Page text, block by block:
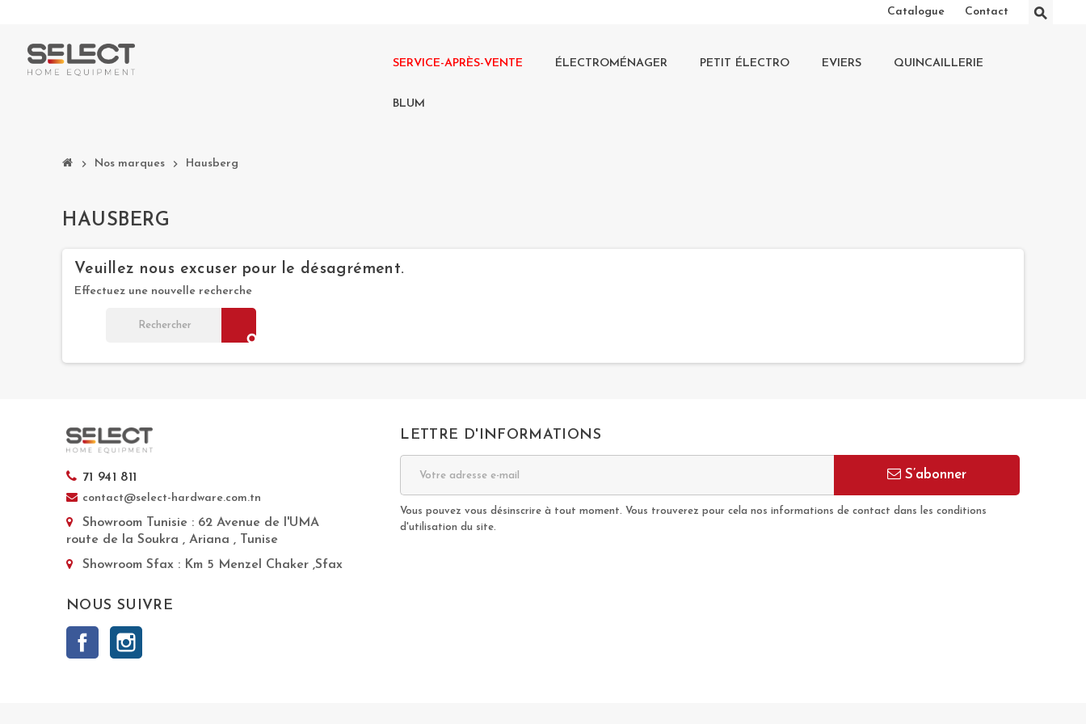
Catalogue Contact ⚲
SERVICE-APRÈS-VENTE ÉLECTROMÉNAGER PETIT ÉLECTRO EVIERS QUINCAILLERIE
BLUM
chevron_right Nos marques chevron_right Hausberg
HAUSBERG
Veuillez nous excuser pour le désagrément.
Effectuez une nouvelle recherche
search
71 941 811
contact@select-hardware.com.tn
Showroom Tunisie : 62 Avenue de l'UMA
route de la Soukra , Ariana , Tunise
Showroom Sfax : Km 5 Menzel Chaker ,Sfax
NOUS SUIVRE
Facebook
LETTRE D'INFORMATIONS
S’abonner
Vous pouvez vous désinscrire à tout moment. Vous trouverez pour cela nos informations de contact dans les conditions
d'utilisation du site.